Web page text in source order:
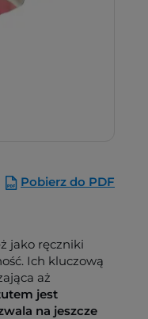
Pobierz do PDF
jako ręczniki
Ich kluczową
aż
jest
na jeszcze